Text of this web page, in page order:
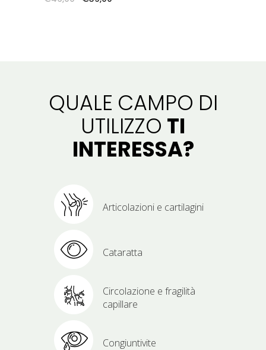
prezzo
QUALE CAMPO DI
UTILIZZO TI
INTERESSA?
Articolazioni e cartilagini
Cataratta
Circolazione e fragilità
capillare
Congiuntivite